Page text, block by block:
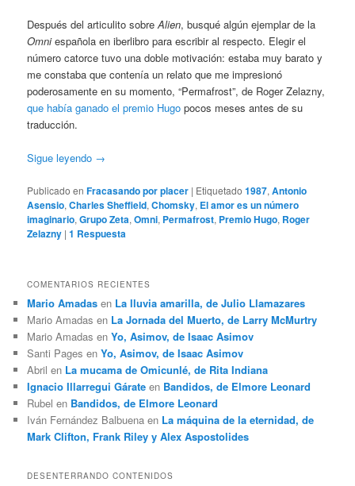
Después del articulito sobreAlien, busqué algún ejemplar de la
Omniespañola en iberlibro para escribir al respecto. Elegir el
número catorce tuvo una doble motivación: estaba muy barato y
me constaba que contenía un relato que me impresionó
poderosamente en su momento, “Permafrost”, de Roger Zelazny,
que había ganado el premio Hugo pocos meses antes de su
traducción.
Sigue leyendo →
Publicado en Fracasando por placer | Etiquetado 1987,Antonio
Asensio,Charles Sheffield,Chomsky, El amor es un número
imaginario,Grupo Zeta,Omni, Permafrost, Premio Hugo, Roger
Zelazny |1 Respuesta
COMENTARIOS RECIENTES
Mario Amadas en La lluvia amarilla, de Julio Llamazares
Mario Amadas en La Jornada del Muerto, de Larry McMurtry
Mario Amadas enYo, Asimov, de Isaac Asimov
Santi Pages enYo, Asimov, de Isaac Asimov
Abril en La mucama de Omicunlé, de Rita Indiana
Ignacio Illarregui Gárate en Bandidos, de Elmore Leonard
Rubel en Bandidos, de Elmore Leonard
Iván Fernández Balbuena en La máquina de la eternidad, de
Mark Clifton, Frank Riley y Alex Aspostolides
DESENTERRANDO CONTENIDOS